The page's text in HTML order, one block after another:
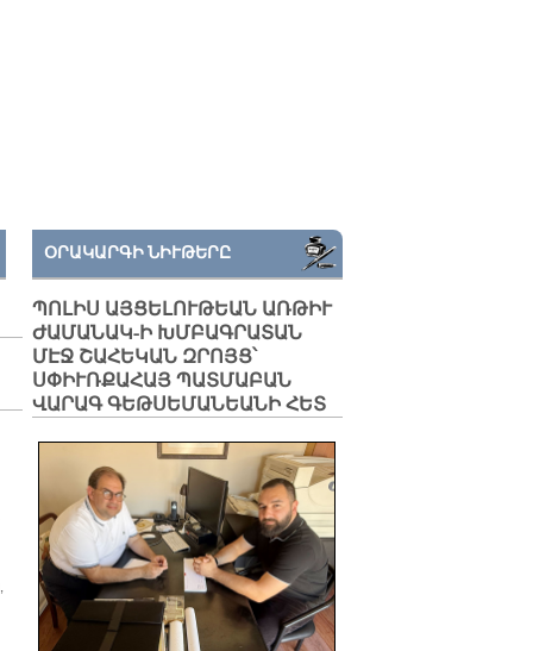
ՕՐԱԿԱՐԳԻ ՆԻՒԹԵՐԸ
ՊՈԼԻՍ ԱՅՑԵԼՈՒԹԵԱՆ ԱՌԹԻՒ
ԺԱՄԱՆԱԿ-Ի ԽՄԲԱԳՐԱՏԱՆ
ՄԷՋ ՇԱՀԵԿԱՆ ԶՐՈՅՑ՝
ՍՓԻՒՌՔԱՀԱՅ ՊԱՏՄԱԲԱՆ
ՎԱՐԱԳ ԳԵԹՍԵՄԱՆԵԱՆԻ ՀԵՏ